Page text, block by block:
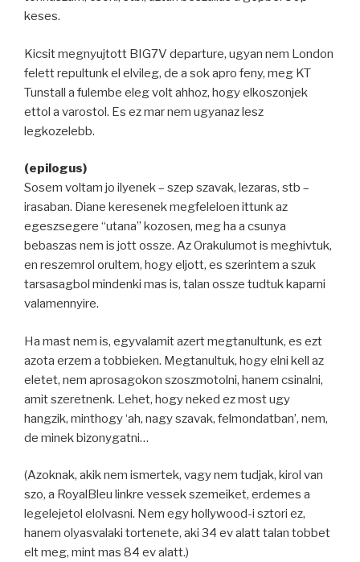
keses.
Kicsit megnyujtott BIG7V departure, ugyan nem London
felett repultunk el elvileg, de a sok apro feny, meg KT
Tunstall a fulembe eleg volt ahhoz, hogy elkoszonjek
ettol a varostol. Es ez mar nem ugyanaz lesz
legkozelebb.
(epilogus)
Sosem voltam jo ilyenek – szep szavak, lezaras, stb –
irasaban. Diane keresenek megfeleloen ittunk az
egeszsegere “utana” kozosen, meg ha a csunya
bebaszas nem is jott ossze. Az Orakulumot is meghivtuk,
en reszemrol orultem, hogy eljott, es szerintem a szuk
tarsasagbol mindenki mas is, talan ossze tudtuk kaparni
valamennyire.
Ha mast nem is, egyvalamit azert megtanultunk, es ezt
azota erzem a tobbieken. Megtanultuk, hogy elni kell az
eletet, nem aprosagokon szoszmotolni, hanem csinalni,
amit szeretnenk. Lehet, hogy neked ez most ugy
hangzik, minthogy ‘ah, nagy szavak, felmondatban’, nem,
de minek bizonygatni…
(Azoknak, akik nem ismertek, vagy nem tudjak, kirol van
szo, a RoyalBleu linkre vessek szemeiket, erdemes a
legelejetol elolvasni. Nem egy hollywood-i sztori ez,
hanem olyasvalaki tortenete, aki 34 ev alatt talan tobbet
elt meg, mint mas 84 ev alatt.)